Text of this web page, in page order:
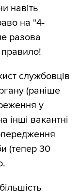
навіть
на "4-
разова
правило!
службовців
(раніше
у
інші вакантні
(тепер 30